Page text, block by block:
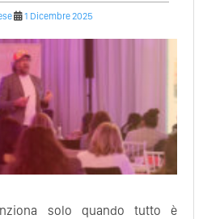
1 Dicembre 2025
solo quando tutto è